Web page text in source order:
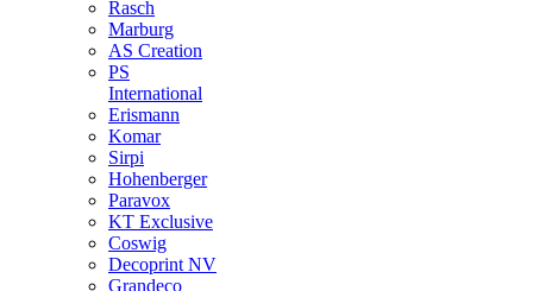
Rasch
Marburg
AS Creation
PS
International
Erismann
Komar
Sirpi
Hohenberger
Paravox
KT Exclusive
Coswig
Decoprint NV
Grandeco